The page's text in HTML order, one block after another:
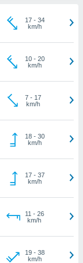
17- 34
km/h
10- 20
km/h
7- 17
km/h
18- 30
km/h
17- 37
km/h
11 - 26
km/h
19- 38
km/h